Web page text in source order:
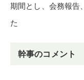
期間とし、会務報告
た
幹事のコメント